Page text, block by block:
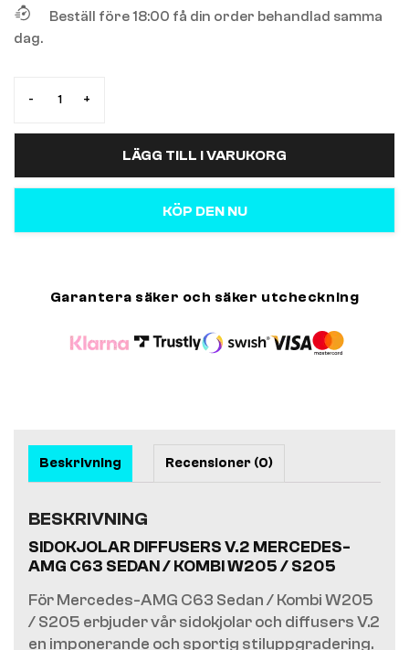
Beställ före 18:00 få din order behandlad samma
dag.
- +
LÄGG TILL I VARUKORG
KÖP DEN NU
Garantera säker och säker utcheckning
Beskrivning Recensioner (0)
BESKRIVNING
SIDOKJOLAR DIFFUSERS V.2 MERCEDES-
AMG C63 SEDAN / KOMBI W205 / S205
För Mercedes-AMG C63 Sedan / Kombi W205
/ S205 erbjuder vår sidokjolar och diffusers V.2
en imponerande och sportig stiluppgradering.